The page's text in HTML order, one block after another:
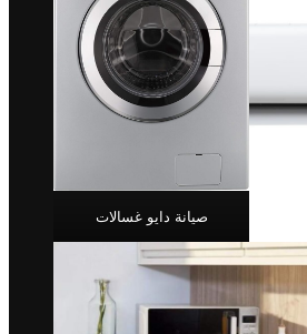
صيانة دايو غسالات